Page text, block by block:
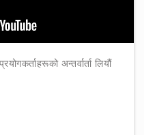
अन्तर्वार्ता लियौं